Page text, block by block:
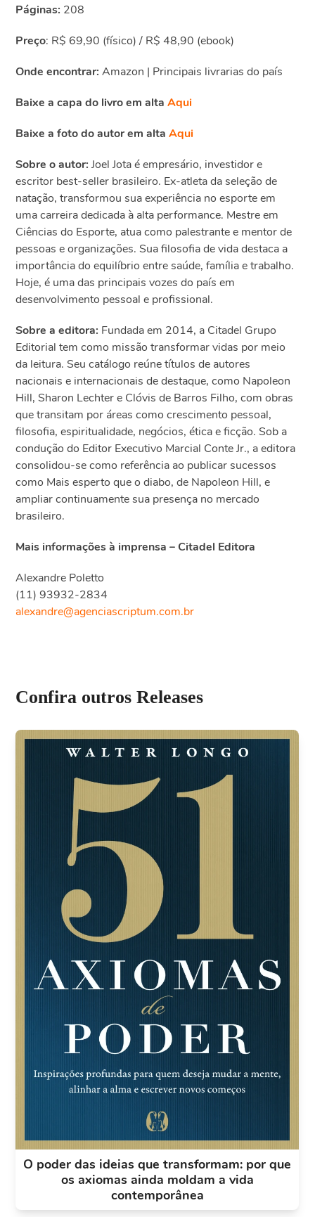
Páginas: 208
Preço: R$ 69,90 (físico) / R$ 48,90 (ebook)
Onde encontrar:Amazon | Principais livrarias do país
Baixe a capa do livro em altaAqui
Baixe a foto do autor em altaAqui
Sobre o autor: Joel Jota é empresário, investidor e
escritor best-seller brasileiro. Ex-atleta da seleção de
natação, transformou sua experiência no esporte em
uma carreira dedicada à alta performance. Mestre em
Ciências do Esporte, atua como palestrante e mentor de
pessoas e organizações. Sua filosofia de vida destaca a
importância do equilíbrio entre saúde, família e trabalho.
Hoje, é uma das principais vozes do país em
desenvolvimento pessoal e profissional.
Sobre a editora: Fundada em 2014, a Citadel Grupo
Editorial tem como missão transformar vidas por meio
da leitura. Seu catálogo reúne títulos de autores
nacionais e internacionais de destaque, como Napoleon
Hill, Sharon Lechter e Clóvis de Barros Filho, com obras
que transitam por áreas como crescimento pessoal,
filosofia, espiritualidade, negócios, ética e ficção. Sob a
condução do Editor Executivo Marcial Conte Jr., a editora
consolidou-se como referência ao publicar sucessos
como Mais esperto que o diabo, de Napoleon Hill, e
ampliar continuamente sua presença no mercado
brasileiro.
Mais informações à imprensa – Citadel Editora
Alexandre Poletto
(11) 93932-2834
alexandre@agenciascriptum.com.br
Confira outros Releases
O poder das ideias que transformam: por que
os axiomas ainda moldam a vida
contemporânea